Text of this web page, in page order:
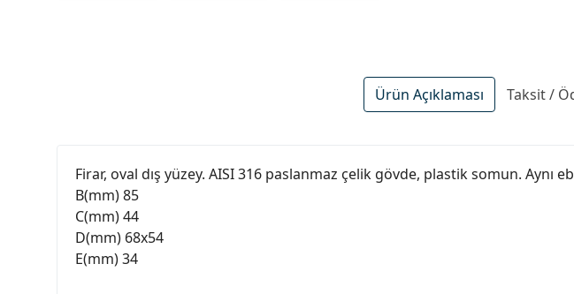
Ürün Açıklaması Taksit /
Firar, oval dış yüzey. AISI 316 paslanmaz çelik gövde, plastik somun. Aynı
B(mm) 85
C(mm) 44
D(mm) 68x54
E(mm) 34